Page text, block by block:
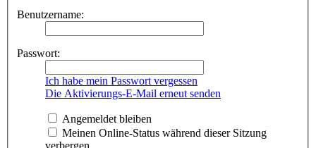
Benutzername:
Passwort:
Ich habe mein Passwort vergessen
Die Aktivierungs-E-Mail erneut senden
Angemeldet bleiben
Meinen Online-Status während dieser Sitzung